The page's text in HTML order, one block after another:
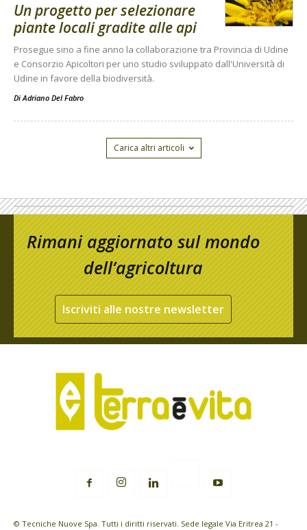
Un progetto per selezionare
piante locali gradite alle api
Prosegue sino a fine anno la collaborazione tra Provincia di Udine
e Consorzio Apicoltori per uno studio sviluppato dall'Università di
Udine in favore della biodiversità.
DiAdriano Del Fabro
Carica altri articoli
Rimani aggiornato sul mondo
dell’agricoltura
Iscriviti alle nostre newsletter
© Tecniche Nuove Spa. Tutti i diritti riservati. Sede legale Via Eritrea 21 -